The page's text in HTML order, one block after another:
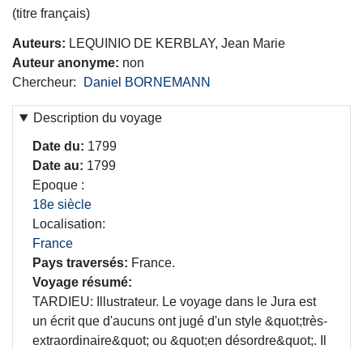
(titre français)
Auteurs
LEQUINIO DE KERBLAY, Jean Marie
Auteur anonyme non
Chercheur
Daniel BORNEMANN
Description du voyage
Date du
1799
Date au
1799
Epoque
18e siècle
Localisation
France
Pays traversés
France.
Voyage résumé
TARDIEU: Illustrateur. Le voyage dans le Jura est
un écrit que d'aucuns ont jugé d'un style &quot;très-
extraordinaire&quot; ou &quot;en désordre&quot;. Il